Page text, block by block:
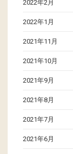
2022年2月
2022年1月
2021年11月
2021年10月
2021年9月
2021年8月
2021年7月
2021年6月